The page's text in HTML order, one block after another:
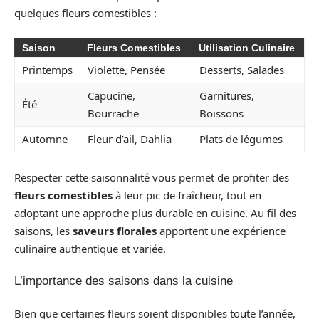
quelques fleurs comestibles :
Saison Fleurs Comestibles Utilisation Culinaire
Printemps Violette, Pensée Desserts, Salades
Été
Capucine,
Bourrache
Garnitures,
Boissons
Automne
Fleur d’ail, Dahlia Plats de légumes
Respecter cette saisonnalité vous permet de profiter des
fleurs comestibles à leur pic de fraîcheur, tout en
adoptant une approche plus durable en cuisine. Au fil des
saisons, les saveurs florales apportent une expérience
culinaire authentique et variée.
L’importance des saisons dans la cuisine
Bien que certaines fleurs soient disponibles toute l’année,